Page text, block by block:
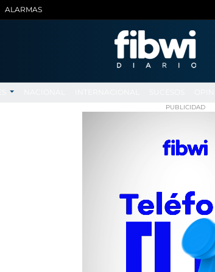
ALARMAS